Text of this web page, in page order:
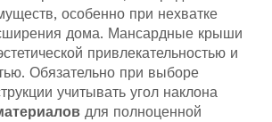
особенно при нехватке
дома. Мансардные крыши
привлекательностью и
Обязательно при выборе
учитывать угол наклона
для полноценной